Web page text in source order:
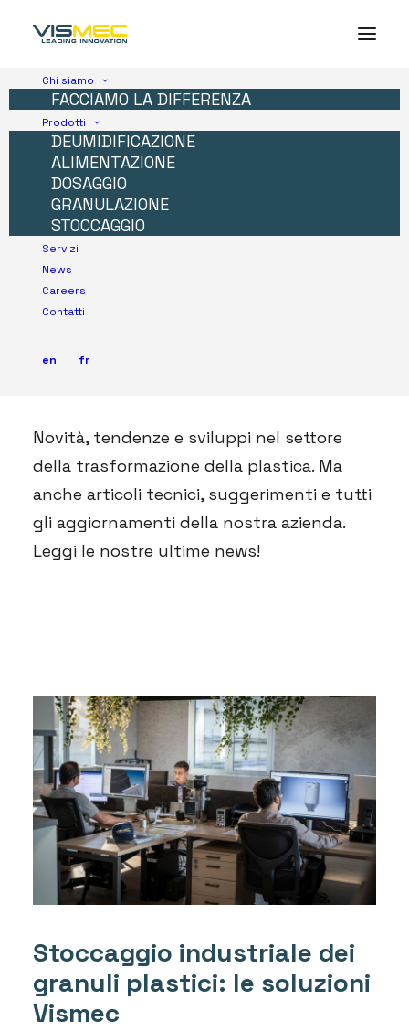
Chi siamo
FACCIAMO LA DIFFERENZA
Prodotti
DEUMIDIFICAZIONE
ALIMENTAZIONE
DOSAGGIO
GRANULAZIONE
STOCCAGGIO
Servizi
News
Careers
Contatti
en fr
Novità, tendenze e sviluppi nel settore
della trasformazione della plastica. Ma
anche articoli tecnici, suggerimenti e tutti
gli aggiornamenti della nostra azienda.
Leggi le nostre ultime news!
Stoccaggio industriale dei
granuli plastici: le soluzioni
Vismec